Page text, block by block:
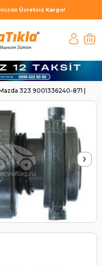
Ücretsiz Kargo!
323 9001336240-871 |
›